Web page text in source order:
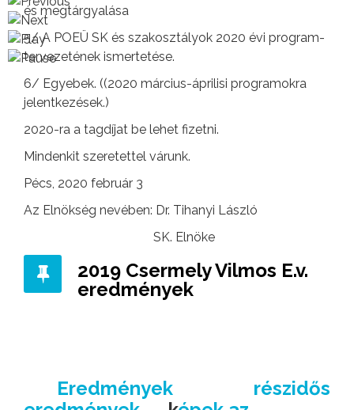
és megtárgyalása
5/ A POEÜ SK és szakosztályok 2020 évi program-
tervezetének ismertetése.
6/ Egyebek. ((2020 március-áprilisi programokra
jelentkezések.)
2020-ra a tagdíjat be lehet fizetni.
Mindenkit szeretettel várunk.
Pécs, 2020 február 3
Az Elnökség nevében: Dr. Tihanyi László
SK. Elnöke
2019 Csermely Vilmos E.v.
eredmények
Eredmények
részidős